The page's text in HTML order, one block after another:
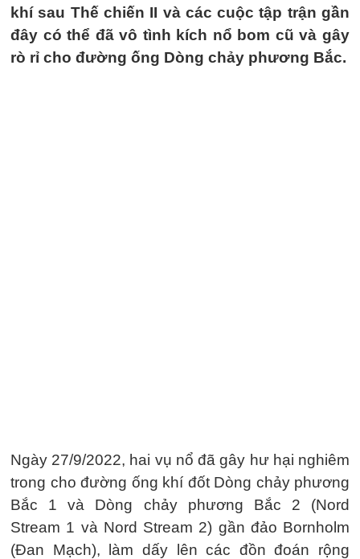
khí sau Thế chiến II và các cuộc tập trận gần
đây có thể đã vô tình kích nổ bom cũ và gây
rò rỉ cho đường ống Dòng chảy phương Bắc.
Ngày 27/9/2022, hai vụ nổ đã gây hư hại nghiêm
trong cho đường ống khí đốt Dòng chảy phương
Bắc 1 và Dòng chảy phương Bắc 2 (Nord
Stream 1 và Nord Stream 2) gần đảo Bornholm
(Đan Mạch), làm dấy lên các đồn đoán rộng